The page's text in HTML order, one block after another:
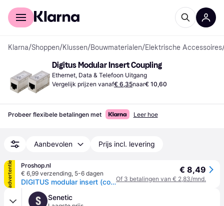
Voor shoppers
Klarna/Shoppen/Klussen/Bouwmaterialen/Elektrische Accessoires
Digitus Modular Insert Coupling
Ethernet, Data & Telefoon Uitgang
Vergelijk prijzen vanaf€ 6,35naar€ 10,60
Probeer flexibele betalingen met Leer hoe
Aanbevolen Prijs incl. levering
advertentie
Proshop.nl
€ 6,99 verzending, 5-6 dagen
DIGITUS modular insert (coupling)
€ 8,49
Of 3 betalingen van € 2,83/mnd.
S Senetic